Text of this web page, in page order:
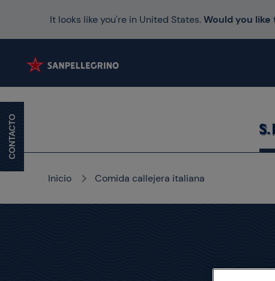
It looks like you're in United States.Would you
Inicio Comida callejera italiana
CONTACTO